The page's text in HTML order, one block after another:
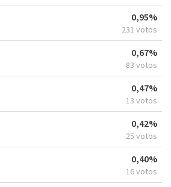
0,95%
231 votos
0,67%
83 votos
0,47%
13 votos
0,42%
25 votos
0,40%
16 votos